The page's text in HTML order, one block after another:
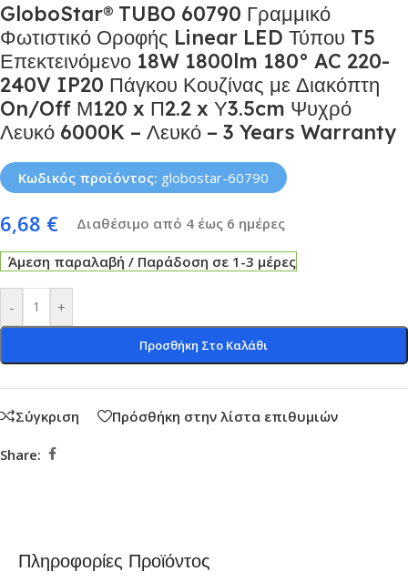
GloboStar® TUBO 60790 Γραμμικό
Φωτιστικό Οροφής Linear LED Τύπου T5
Επεκτεινόμενο 18W 1800lm 180° AC 220-
240V IP20 Πάγκου Κουζίνας με Διακόπτη
On/Off Μ120 x Π2.2 x Υ3.5cm Ψυχρό
Λευκό 6000K – Λευκό – 3 Years Warranty
Κωδικός προϊόντος: globostar-60790
6,68 € Διαθέσιμο από 4 έως 6 ημέρες
Άμεση παραλαβή / Παράδοση σε 1-3 μέρες
- +
Προσθήκη Στο Καλάθι
Σύγκριση Πρόσθήκη στην λίστα επιθυμιών
Share:
Πληροφορίες Προϊόντος